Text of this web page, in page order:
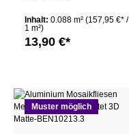
Inhalt: 0.088 m² (157,95 €* /
1 m²)
13,90 €*
Muster möglich